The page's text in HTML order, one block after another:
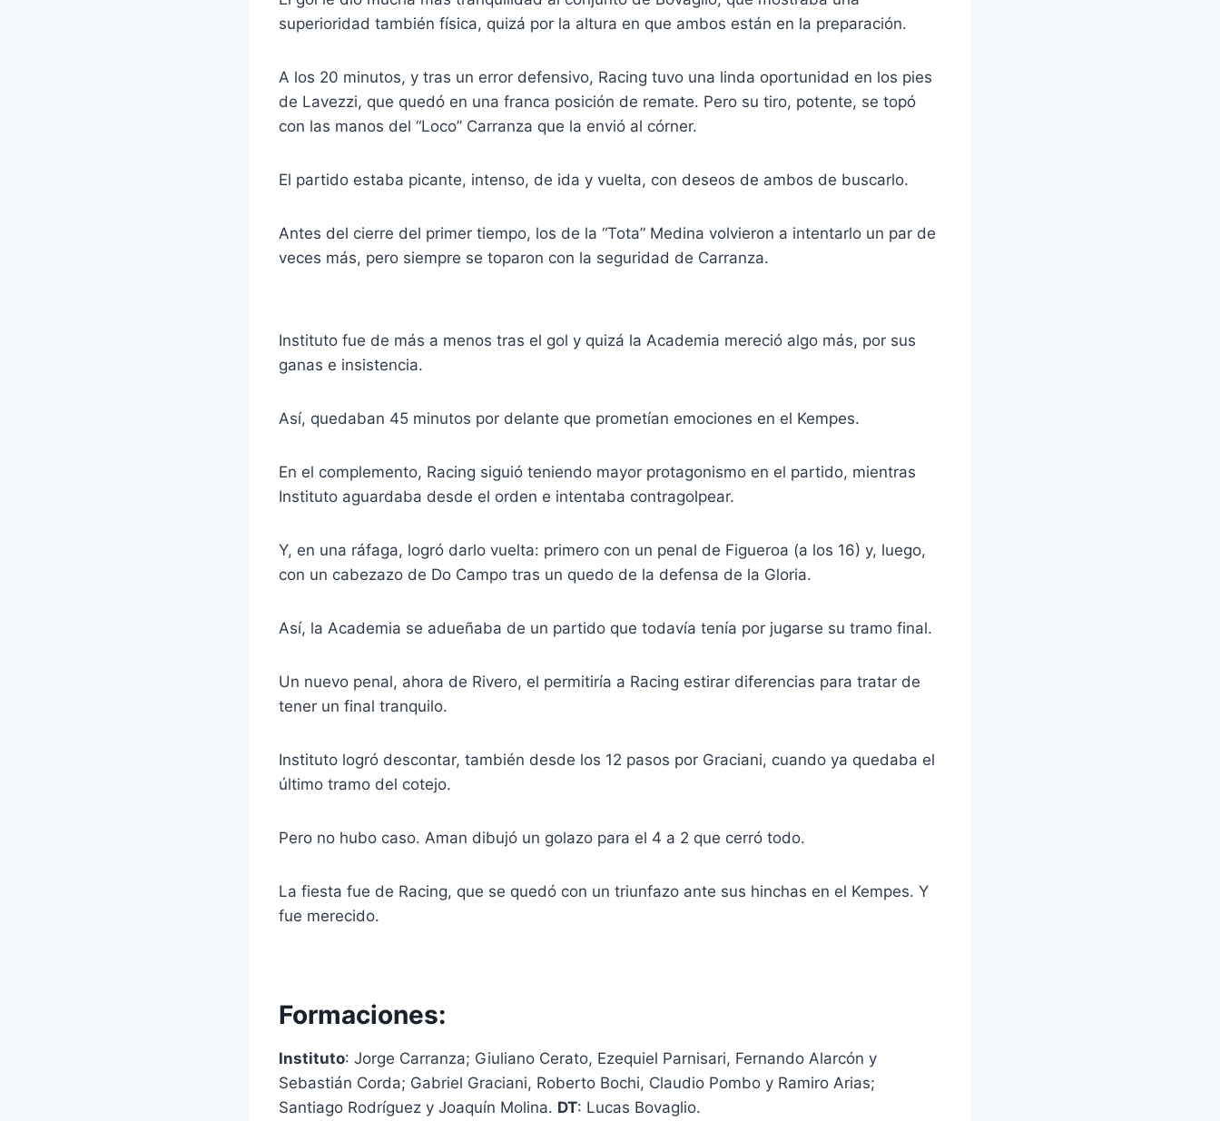
superioridad también física, quizá por la altura en que ambos están en la preparación.
A los 20 minutos, y tras un error defensivo, Racing tuvo una linda oportunidad en los pies
de Lavezzi, que quedó en una franca posición de remate. Pero su tiro, potente, se topó
con las manos del “Loco” Carranza que la envió al córner.
El partido estaba picante, intenso, de ida y vuelta, con deseos de ambos de buscarlo.
Antes del cierre del primer tiempo, los de la “Tota” Medina volvieron a intentarlo un par de
veces más, pero siempre se toparon con la seguridad de Carranza.
Instituto fue de más a menos tras el gol y quizá la Academia mereció algo más, por sus
ganas e insistencia.
Así, quedaban 45 minutos por delante que prometían emociones en el Kempes.
En el complemento, Racing siguió teniendo mayor protagonismo en el partido, mientras
Instituto aguardaba desde el orden e intentaba contragolpear.
Y, en una ráfaga, logró darlo vuelta: primero con un penal de Figueroa (a los 16) y, luego,
con un cabezazo de Do Campo tras un quedo de la defensa de la Gloria.
Así, la Academia se adueñaba de un partido que todavía tenía por jugarse su tramo final.
Un nuevo penal, ahora de Rivero, el permitiría a Racing estirar diferencias para tratar de
tener un final tranquilo.
Instituto logró descontar, también desde los 12 pasos por Graciani, cuando ya quedaba el
último tramo del cotejo.
Pero no hubo caso. Aman dibujó un golazo para el 4 a 2 que cerró todo.
La fiesta fue de Racing, que se quedó con un triunfazo ante sus hinchas en el Kempes. Y
fue merecido.
Formaciones:
Instituto: Jorge Carranza; Giuliano Cerato, Ezequiel Parnisari, Fernando Alarcón y
Sebastián Corda; Gabriel Graciani, Roberto Bochi, Claudio Pombo y Ramiro Arias;
Santiago Rodríguez y Joaquín Molina. DT: Lucas Bovaglio.